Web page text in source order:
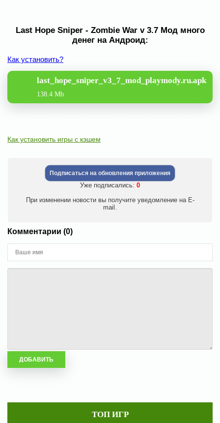
Last Hope Sniper - Zombie War v 3.7 Мод много
денег на Андроид:
Как установить?
last_hope_sniper_v3_7_mod_playmody.ru.apk
138.4 Mb
Как установить игры с кэшем
Подписаться на обновления приложения
Уже подписались: 0
При изменении новости вы получите уведомление на E-
mail.
Комментарии (0)
ТОП ИГР